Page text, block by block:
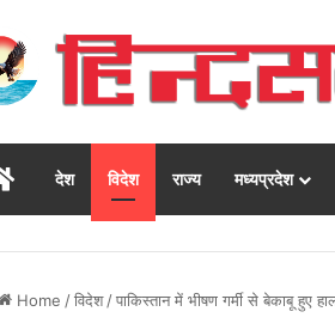
Homeदेश विदेश राज्य मध्यप्रदेश
Home /विदेश/पाकिस्तान में भीषण गर्मी से बेकाबू हुए